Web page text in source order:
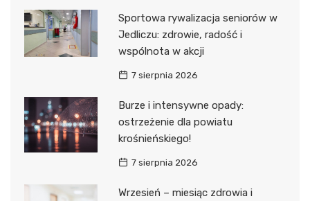
Sportowa rywalizacja seniorów w
Jedliczu: zdrowie, radość i
wspólnota w akcji
7 sierpnia 2026
Burze i intensywne opady:
ostrzeżenie dla powiatu
krośnieńskiego!
7 sierpnia 2026
Wrzesień – miesiąc zdrowia i